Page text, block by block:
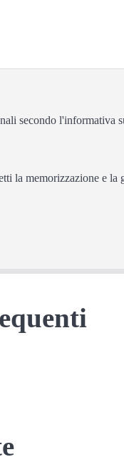
secondo l'informativa
la memorizzazione e la